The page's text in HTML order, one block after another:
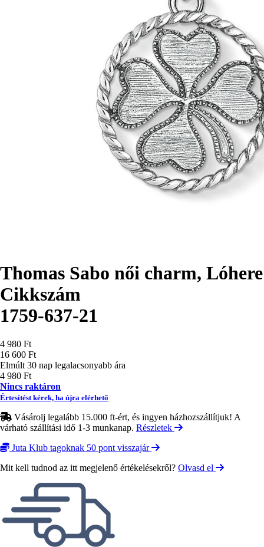
Thomas Sabo női charm, Lóhere
Cikkszám
1759-637-21
Ár
4 980 Ft
16 600 Ft
Elmúlt 30 nap legalacsonyabb ára
4 980 Ft
Nincs raktáron
Értesítést kérek, ha újra elérhető
Vásárolj legalább 15.000 ft-ért, és ingyen házhozszállítjuk! A
várható szállítási idő 1-3 munkanap. Részletek
Juta Klub tagoknak 50 pont visszajár
Mit kell tudnod az itt megjelenő értékelésekről? Olvasd el